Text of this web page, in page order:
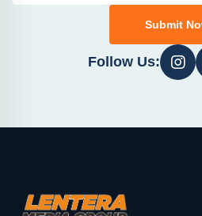
Submit
Follow Us: